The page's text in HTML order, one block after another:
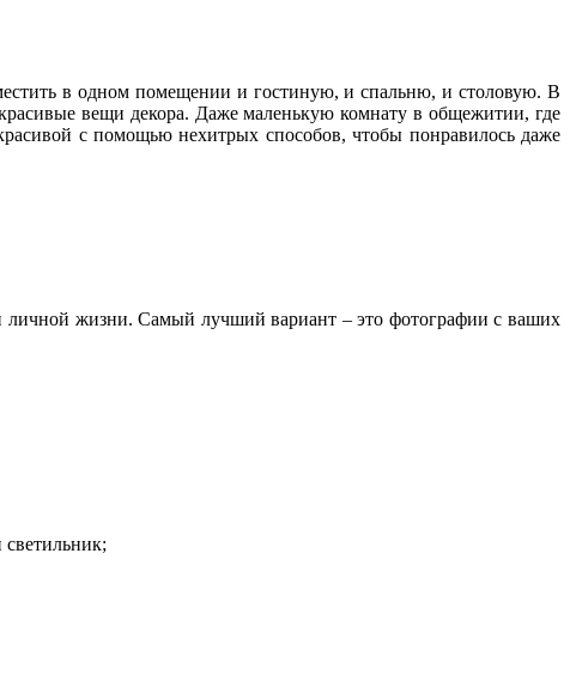
в одном помещении и гостиную, и спальню, и столовую. В
вещи декора. Даже маленькую комнату в общежитии, где
с помощью нехитрых способов, чтобы понравилось даже
личной жизни. Самый лучший вариант – это фотографии с ваших